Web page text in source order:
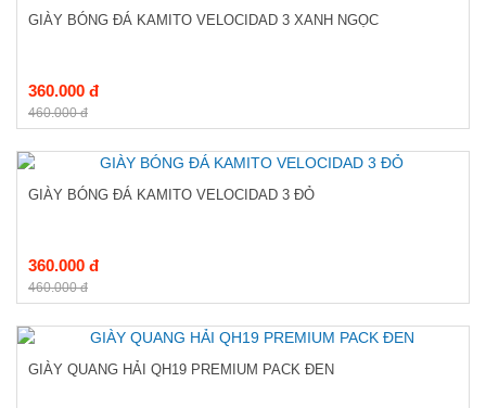
GIÀY BÓNG ĐÁ KAMITO VELOCIDAD 3 XANH NGỌC
360.000 đ
460.000 đ
GIÀY BÓNG ĐÁ KAMITO VELOCIDAD 3 ĐỎ
360.000 đ
460.000 đ
GIÀY QUANG HẢI QH19 PREMIUM PACK ĐEN